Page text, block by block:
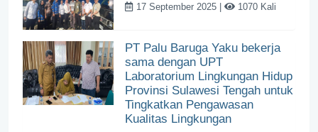
17 September 2025 | 1070 Kali
PT Palu Baruga Yaku bekerja
sama dengan UPT
Laboratorium Lingkungan Hidup
Provinsi Sulawesi Tengah untuk
Tingkatkan Pengawasan
Kualitas Lingkungan